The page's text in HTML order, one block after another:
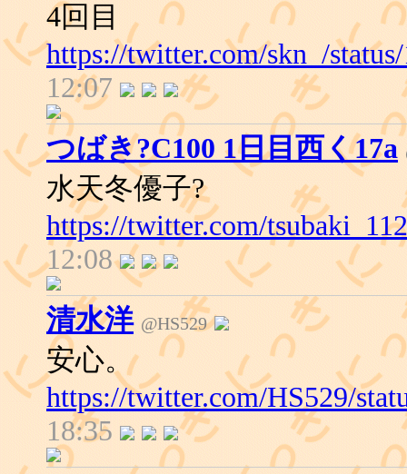
4回目
https://twitter.com/skn_/
12:07
つばき?C100 1日目西く17a
水天冬優子?
https://twitter.com/
12:08
清水洋 @HS529
安心。
https://twitter.com/HS529/
18:35